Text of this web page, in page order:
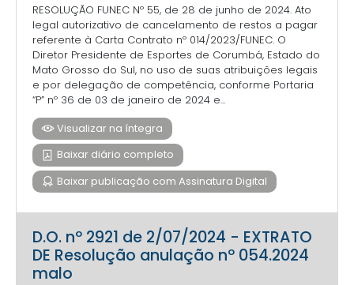
RESOLUÇÃO FUNEC Nº 55, de 28 de junho de 2024. Ato
legal autorizativo de cancelamento de restos a pagar
referente à Carta Contrato nº 014/2023/FUNEC. O
Diretor Presidente de Esportes de Corumbá, Estado do
Mato Grosso do Sul, no uso de suas atribuições legais
e por delegação de competência, conforme Portaria
“P” nº 36 de 03 de janeiro de 2024 e...
Visualizar na íntegra
Baixar diário completo
Baixar publicação com Assinatura Digital
D.O. nº 2921 de 2/07/2024 - EXTRATO
DE Resolução anulação nº 054.2024
malo